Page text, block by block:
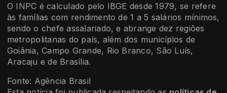
O INPC é calculado pelo IBGE desde 1979, se refere
às famílias com rendimento de 1 a 5 salários mínimos,
sendo o chefe assalariado, e abrange dez regiões
metropolitanas do país, além dos municípios de
Goiânia, Campo Grande, Rio Branco, São Luís,
Aracaju e de Brasília.
Fonte: Agência Brasil